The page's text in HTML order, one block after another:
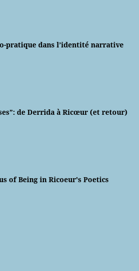
pratique dans l’identité narrative
de Derrida à Ricœur (et retour)
of Being in Ricoeur's Poetics